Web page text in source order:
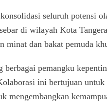
seluruh potensi
di wilayah Kota
minat dan bakat pemuda
berbagai pemangku
ini bertujuan
mengembangkan